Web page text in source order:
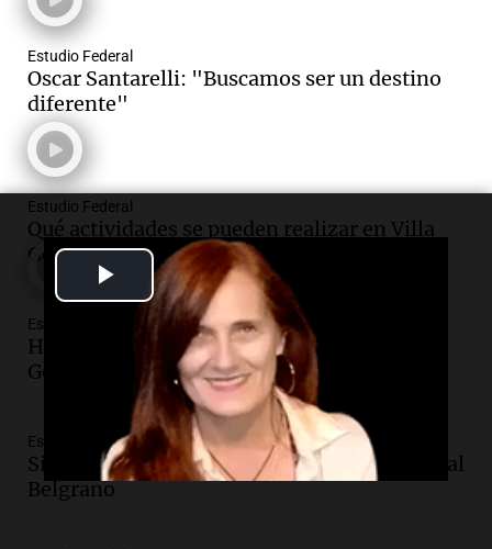
Play
Video
Estudio Federal
Oscar Santarelli: "Buscamos ser un destino
diferente"
Estudio Federal
Qué actividades se pueden realizar en Villa
General Belgrano
Estudio Federal
Hoteles más categorizados, al 70% en Villa
General Belgrano
Estudio Federal
Siempre Juntos transmite desde Villa General
Belgrano